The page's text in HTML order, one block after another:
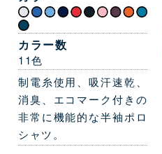
カラー数
11色
制電糸使用、吸汗速乾、
消臭、エコマーク付きの
非常に機能的な半袖ポロ
シャツ。